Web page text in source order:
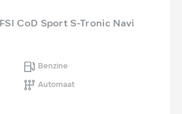
CoD Sport S-Tronic Navi
Benzine
Automaat